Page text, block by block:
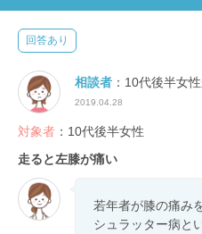
回答あり
相談者 ：10代後半女
2019.04.28
対象者 ：10代後半女性
走ると左膝が痛い
若年者が膝の痛み
シュラッター病と